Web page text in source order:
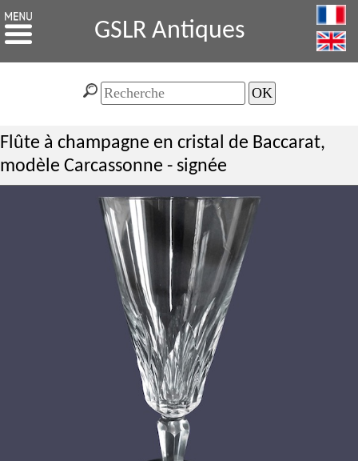
GSLR Antiques
Flûte à champagne en cristal de Baccarat,
modèle Carcassonne - signée